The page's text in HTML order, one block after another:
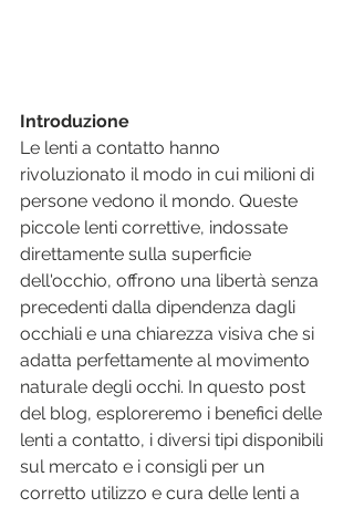
Introduzione
Le lenti a contatto hanno
rivoluzionato il modo in cui milioni di
persone vedono il mondo. Queste
piccole lenti correttive, indossate
direttamente sulla superficie
dell'occhio, offrono una libertà senza
precedenti dalla dipendenza dagli
occhiali e una chiarezza visiva che si
adatta perfettamente al movimento
naturale degli occhi. In questo post
del blog, esploreremo i benefici delle
lenti a contatto, i diversi tipi disponibili
sul mercato e i consigli per un
corretto utilizzo e cura delle lenti a